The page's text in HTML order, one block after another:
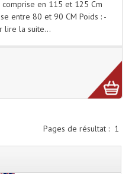
100V 16 - 8 Ohm)
Compression
Visite Guidée
en 115 et 125 Cm
entre 80 et 90 CM Poids : -
lire la suite...
Pages de résultat : 1